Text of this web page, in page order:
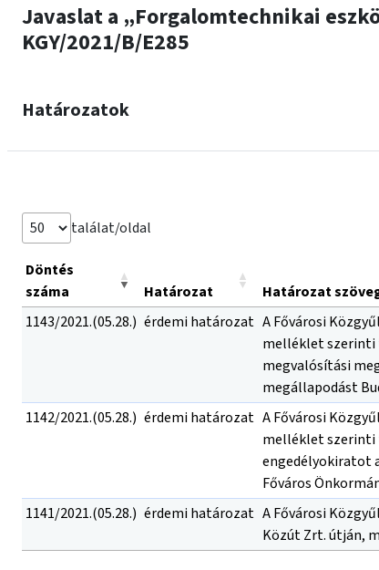
Javaslat a „Forgalomtechnikai
KGY/2021/B/E285
Határozatok
találat/oldal
Döntés
száma
Határozat
Határozat
1143/2021.(05.28.) érdemi határozat A Fővárosi
melléklet szerinti
megvalósítási
megállapodást
1142/2021.(05.28.) érdemi határozat A Fővárosi
melléklet szerinti
engedélyokiratot
Főváros
1141/2021.(05.28.) érdemi határozat A Fővárosi
Közút Zrt. útján,